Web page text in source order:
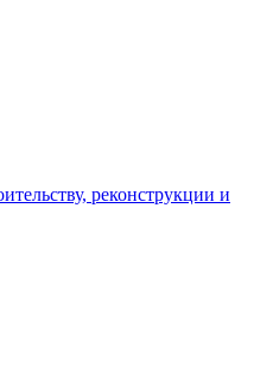
реконструкции и